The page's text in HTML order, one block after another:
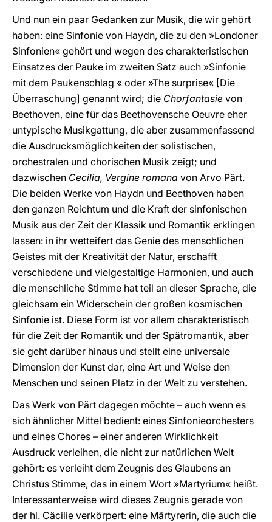
Und nun ein paar Gedanken zur Musik, die wir gehört
haben: eine Sinfonie von Haydn, die zu den »Londoner
Sinfonien« gehört und wegen des charakteristischen
Einsatzes der Pauke im zweiten Satz auch »Sinfonie
mit dem Paukenschlag « oder »The surprise« [Die
Überraschung] genannt wird; die Chorfantasie von
Beethoven, eine für das Beethovensche Oeuvre eher
untypische Musikgattung, die aber zusammenfassend
die Ausdrucksmöglichkeiten der solistischen,
orchestralen und chorischen Musik zeigt; und
dazwischen Cecilia, Vergine romana von Arvo Pärt.
Die beiden Werke von Haydn und Beethoven haben
den ganzen Reichtum und die Kraft der sinfonischen
Musik aus der Zeit der Klassik und Romantik erklingen
lassen: in ihr wetteifert das Genie des menschlichen
Geistes mit der Kreativität der Natur, erschafft
verschiedene und vielgestaltige Harmonien, und auch
die menschliche Stimme hat teil an dieser Sprache, die
gleichsam ein Widerschein der großen kosmischen
Sinfonie ist. Diese Form ist vor allem charakteristisch
für die Zeit der Romantik und der Spätromantik, aber
sie geht darüber hinaus und stellt eine universale
Dimension der Kunst dar, eine Art und Weise den
Menschen und seinen Platz in der Welt zu verstehen.
Das Werk von Pärt dagegen möchte – auch wenn es
sich ähnlicher Mittel bedient: eines Sinfonieorchesters
und eines Chores – einer anderen Wirklichkeit
Ausdruck verleihen, die nicht zur natürlichen Welt
gehört: es verleiht dem Zeugnis des Glaubens an
Christus Stimme, das in einem Wort »Martyrium« heißt.
Interessanterweise wird dieses Zeugnis gerade von
der hl. Cäcilie verkörpert: eine Märtyrerin, die auch die